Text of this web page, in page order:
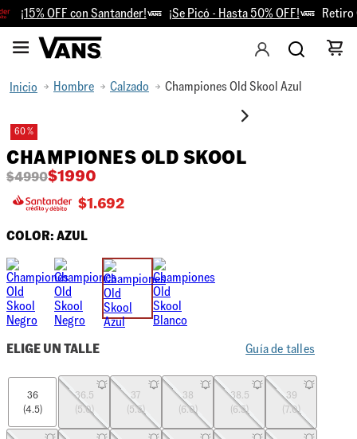
¡15% OFF con Santander! ¡Se Picó - Hasta 50% OFF! Retiro
Hombre Calzado Championes Old Skool Azul
60 %
CHAMPIONES OLD SKOOL
$1990
$4990
$1.692
COLOR:AZUL
ELIGE UN TALLE Guía de talles
36
(4.5)
36.5
(5.0)
37
(5.5)
38
(6.0)
38.5
(6.5)
39
(7.0)